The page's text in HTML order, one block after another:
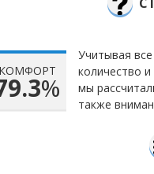
КОМФОРТ
%
Учитывая
количество
мы
также